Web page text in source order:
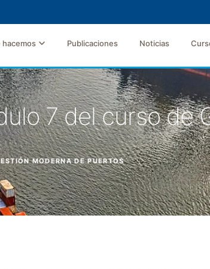
hacemos Publicaciones Noticias
7 del curso de
MODERNA DE PUERTOS